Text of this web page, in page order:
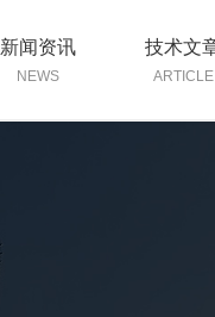
新闻资讯
NEWS
技术文
ARTICLE